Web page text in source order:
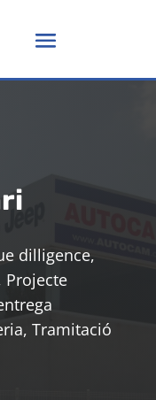
dilligence,
Projecte
Tramitació